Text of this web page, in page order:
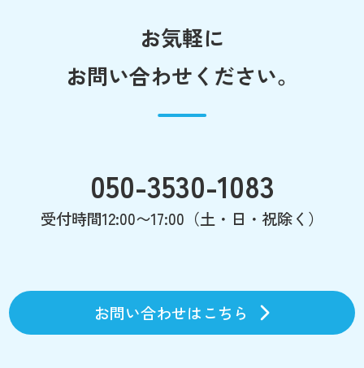
お気軽に
お問い合わせください。
050-3530-1083
受付時間12:00〜17:00（土・日・祝除く）
お問い合わせはこちら